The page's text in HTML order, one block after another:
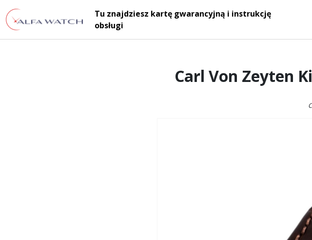
Main Navigation
Tu znajdziesz kartę gwarancyjną i instrukcję
obsługi
Carl Von Zeyten